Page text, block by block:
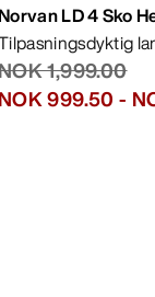
Norvan LD 4 Sko
1,999.00
NOK 999.50 -